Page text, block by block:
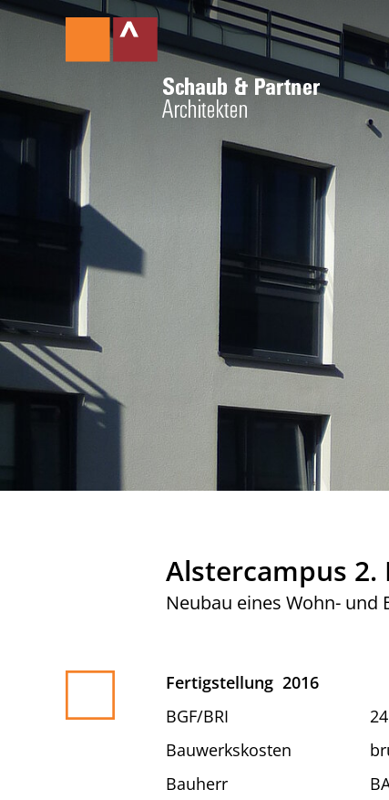
Alstercampus 2.
Neubau eines Wohn-
Fertigstellung 2016
BGF/BRI
Bauwerkskosten
Bauherr